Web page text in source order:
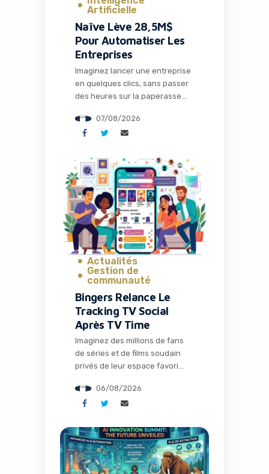
Artificielle
Naïve Lève 28,5M$
Pour Automatiser Les
Entreprises
Imaginez lancer une entreprise
en quelques clics, sans passer
des heures sur la paperasse
des outils ou la recherche de
solutions techniques. C’est
Naïve, une startup qui vient de
lever 28,5 millions de dollars
pour transformer radicalement
la façon dont les entrepreneurs
et les développeurs lancent et
gèrent […]
07/08/2026
Actualités
Gestion de
communauté
Bingers Relance Le
Tracking TV Social
Après TV Time
Imaginez des millions de fans
de séries et de films soudain
privés de leur espace favori
partager memes et suivre leurs
visionnages en communauté.
passé avec la fermeture de TV
Time, une application culte qui
avait conquis plus de 26
millions d’installations. Mais
06/08/2026